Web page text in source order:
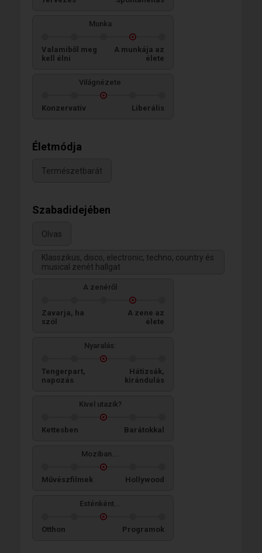
Munka
Valamiből meg
kell élni
A munkája az
élete
Világnézete
Konzervatív Liberális
Életmódja
Természetbarát
Szabadidejében
Olvas
Klasszikus, disco, electronic, techno, country és
musical zenét hallgat
A zenéről
Zavarja, ha
szól
A zene az
élete
Nyaralás:
Tengerpart,
napozás
Hátizsák,
kirándulás
Kivel utazik?
Kettesben Barátokkal
Moziban...
Művészfilmek Hollywood
Esténként...
Otthon Programok